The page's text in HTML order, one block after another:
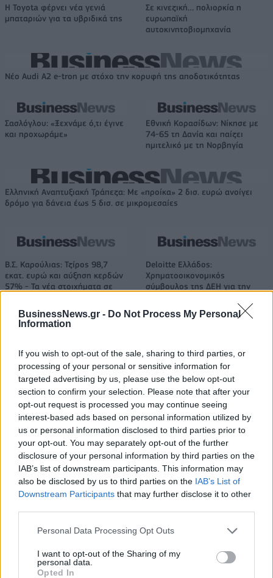
BusinessNews.gr - Do Not Process My Personal
Information
If you wish to opt-out of the sale, sharing to third parties, or
processing of your personal or sensitive information for
targeted advertising by us, please use the below opt-out
section to confirm your selection. Please note that after your
opt-out request is processed you may continue seeing
interest-based ads based on personal information utilized by
us or personal information disclosed to third parties prior to
your opt-out. You may separately opt-out of the further
disclosure of your personal information by third parties on the
IAB’s list of downstream participants. This information may
also be disclosed by us to third parties on the IAB’s List of
Downstream Participants that may further disclose it to other
Personal Data Processing Opt Outs
I want to opt-out of the Sharing of my
personal data.
Opted In
Η Toyota φέρνει νέα γενιά
μπαταριών για τα υβριδικά της
Σε κινεζική… πολιορκία η
ευρωπαϊκή
αυτοκινητοβιομηχανία
Νέο Audi A2 e-tron με στόχο την κορυφή της αποδοτικότητας
Σασλόγλου: «Ξεχνάμε ό,τι έγινε
και προχωράμε»
Εθνική Κορασίδων: Νίκησε με
74-65 τη Δανία και παίζει
ημιτελικό με τη Νορβηγία
Ελληνική Αναπτυξιακή Τράπεζα: Με «προίκα» 2 δισ. ευρώ ανοίγει
δρόμο για δάνεια έως 5 δισ. σε μικρομεσαίες
Β.Σ. Καρούλιας: Τζίρος 98,7
εκατ. ευρώ και αύξηση κερδών
57% - Τα νέα στοιχήματα σε
Deloitte Ελλάδος:
Χρηματοοικονομικός
σύμβουλος της ΔΕΗ για την
ενέργειας
Η Chery επενδύει 75 εκατ. δολάρια στην KG Mobility
Το FIAT 500 Hybrid τώρα από
18.990 ευρώ
Ατρόμητος και Novibet
συνεχίζουν μαζί: Ανανέωση της
συνεργασίας τους μέχρι το
2028
18η συνεχόμενη χρονιά για τον ΟΤΕ στη διεθνή σειρά δεικτών
FTSE4Good
πύλες του σε όλους